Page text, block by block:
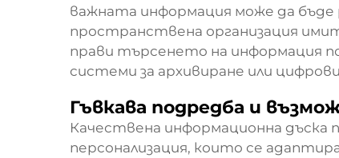
важната информация може да бъде
пространствена организация
прави търсенето на информация
системи за архивиране или
Гъвкава подредба и
Качествена информационна дъска
персонализация, които се